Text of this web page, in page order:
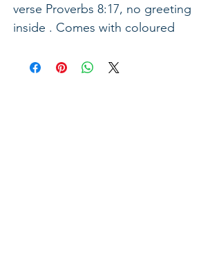
verse Proverbs 8:17, no greeting
inside . Comes with coloured